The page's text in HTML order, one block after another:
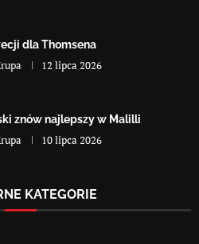
dla Thomsena
12 lipca 2026
znów najlepszy w Malilli
10 lipca 2026
KATEGORIE